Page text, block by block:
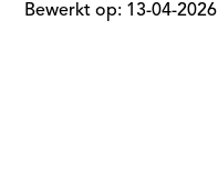
Bewerkt op: 13-04-2026